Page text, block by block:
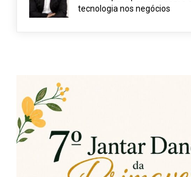
tecnologia nos negócios